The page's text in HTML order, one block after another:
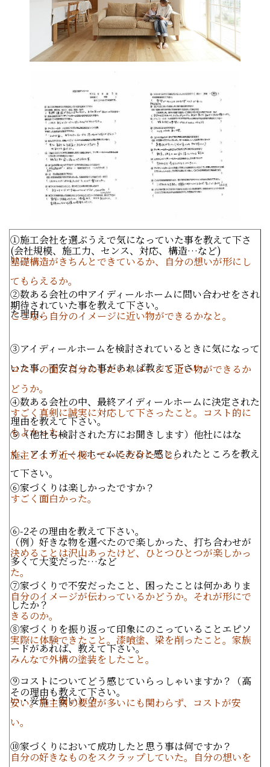
①施工会社を選ぶうえで気になっていた事を教えて下さ
い
(会社規模、施工力、センス、対応、構造…など)
基礎構造がきちんとできているか、自分の想いが形にし
てもらえるか。
②数ある会社の中アイディールホームに問い合わせをされ
た理由、
期待されていた事を教えて下さい。
ここなら自分のイメージに近い物ができるかなと。
③アイディールホームを検討されているときに気になって
いた事、不安だった事があれば教えて下さい。
コストの面、自分のしたいイメージと近い物ができるか
どうか。
④数ある会社の中、最終アイディールホームに決定された
理由を教えて下さい。
すごく真剣に誠実に対応して下さったこと。コスト的に
もよかった。
⑤（他社も検討された方にお聞きします）他社にはな
く、アイディールホームにあると感じられたところを教え
て下さい。
施主とより近く接していただけたこと。
⑥家づくりは楽しかったですか？
すごく面白かった。
⑥-2その理由を教えて下さい。
（例）好きな物を選べたので楽しかった、打ち合わせが
多くて大変だった…など
決めることは沢山あったけど、ひとつひとつが楽しかっ
た。
⑦家づくりで不安だったこと、困ったことは何かありま
したか？
自分のイメージが伝わっているかどうか。それが形にで
きるのか。
⑧家づくりを振り返って印象にのこっていることエピソ
ードがあれば、教えて下さい。
実際に体験できたこと。漆喰塗、梁を削ったこと。家族
みんなで外構の塗装をしたこと。
⑨コストについてどう感じていらっしゃいますか？（高
い・妥当・安い）？
その理由も教えて下さい。
安い。施主側の要望が多いにも関わらず、コストが安
い。
⑩家づくりにおいて成功したと思う事は何ですか？
自分の好きなものをスクラップしていた。自分の想いを